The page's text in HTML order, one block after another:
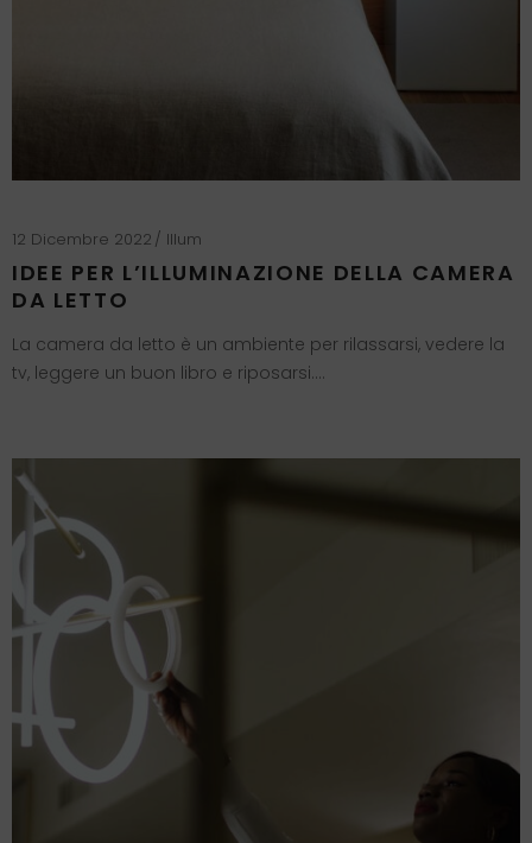
12 Dicembre 2022 Illum
IDEE PER L’ILLUMINAZIONE DELLA CAMERA
DA LETTO
La camera da letto è un ambiente per rilassarsi, vedere la
tv, leggere un buon libro e riposarsi….